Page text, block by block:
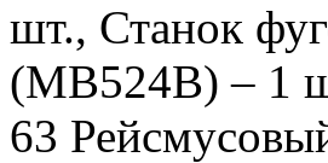
шт., Станок
(MB524B) – 1
63